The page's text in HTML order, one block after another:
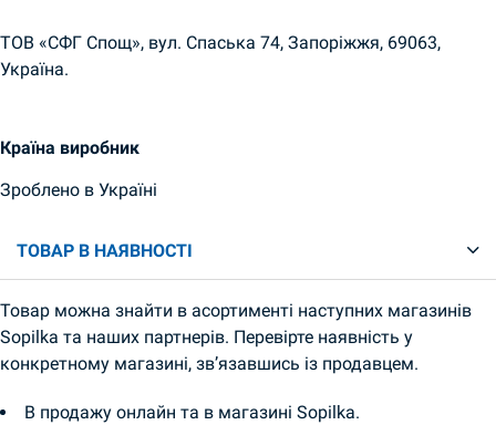
ТОВ «СФГ Спощ», вул. Спаська 74, Запоріжжя, 69063,
Україна.
Країна виробник
Зроблено в Україні
ТОВАР В НАЯВНОСТІ
Товар можна знайти в асортименті наступних магазинів
Sopilka та наших партнерів. Перевірте наявність у
конкретному магазині, зв’язавшись із продавцем.
В продажу онлайн та в магазині Sopilka.